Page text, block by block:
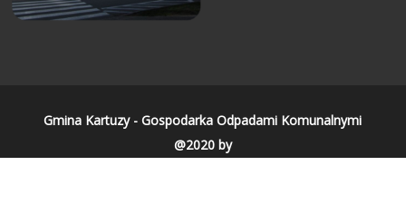
Gmina Kartuzy - Gospodarka Odpadami Komunalnymi
@2020 by